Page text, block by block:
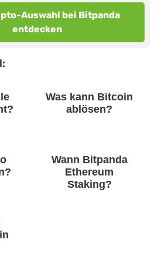
Auswahl bei Bitpanda
entdecken
Was kann Bitcoin
ablösen?
Wann Bitpanda
Ethereum
Staking?